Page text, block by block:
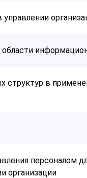
области
структур в
персоналом
организации